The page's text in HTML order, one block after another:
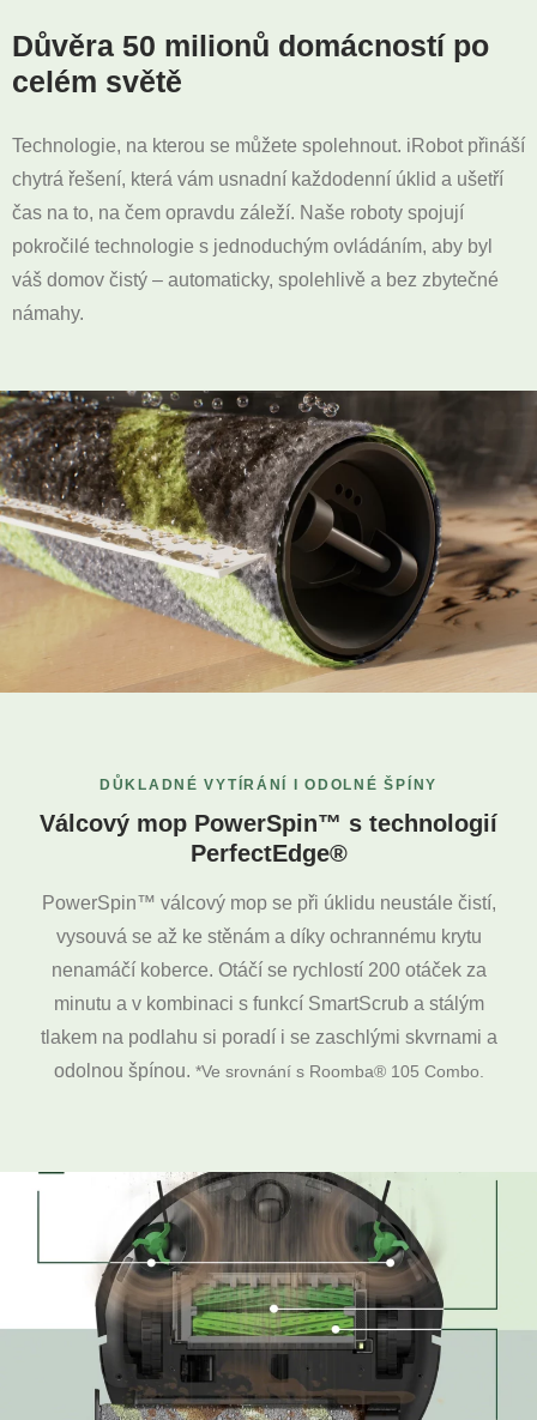
Důvěra 50 milionů domácností po
celém světě
Technologie, na kterou se můžete spolehnout. iRobot přináší
chytrá řešení, která vám usnadní každodenní úklid a ušetří
čas na to, na čem opravdu záleží. Naše roboty spojují
pokročilé technologie s jednoduchým ovládáním, aby byl
váš domov čistý – automaticky, spolehlivě a bez zbytečné
námahy.
DŮKLADNÉ VYTÍRÁNÍ I ODOLNÉ ŠPÍNY
Válcový mop PowerSpin™ s technologií
PerfectEdge®
PowerSpin™ válcový mop se při úklidu neustále čistí,
vysouvá se až ke stěnám a díky ochrannému krytu
nenamáčí koberce. Otáčí se rychlostí 200 otáček za
minutu a v kombinaci s funkcí SmartScrub a stálým
tlakem na podlahu si poradí i se zaschlými skvrnami a
odolnou špínou. *Ve srovnání s Roomba® 105 Combo.